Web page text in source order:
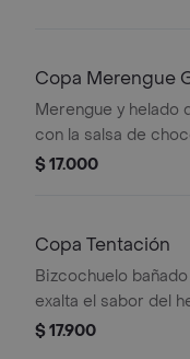
Copa Merengue
Merengue y helado
con la salsa de
crema chantilly para
$ 17.000
Copa Tentación
Bizcochuelo
exalta el sabor del
Café y Chocolate.
$ 17.900